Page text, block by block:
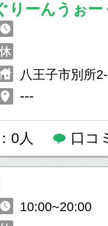
りーんうぉー
八王子市別所
---
0人 口コ
10:00~20:00